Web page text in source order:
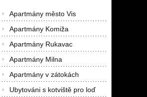
Apartmány město Vis
Apartmány Komiža
Apartmány Rukavac
Apartmány Milna
Apartmány v zátokách
Ubytováni s kotviště pro loď